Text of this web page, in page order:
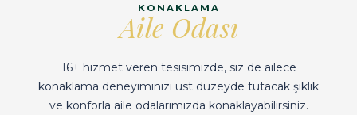
KONAKLAMA
Aile Odası
16+ hizmet veren tesisimizde, siz de ailece
konaklama deneyiminizi üst düzeyde tutacak şıklık
ve konforla aile odalarımızda konaklayabilirsiniz.